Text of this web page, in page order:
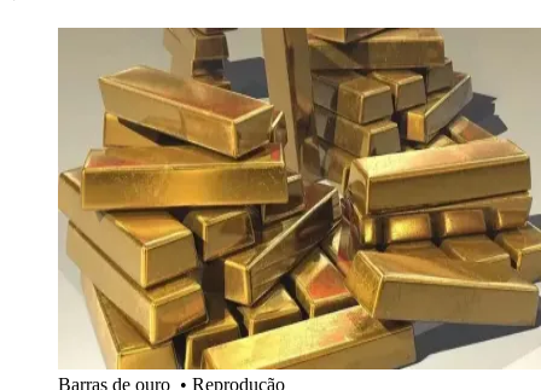
Barras de ouro • Reprodução